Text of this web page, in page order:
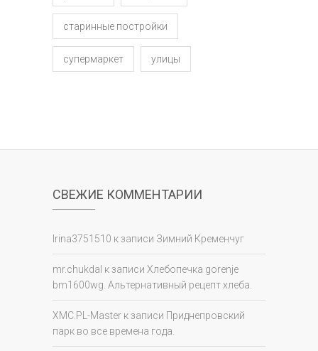
старинные постройки
супермаркет улицы
СВЕЖИЕ КОММЕНТАРИИ
Irina3751510 к записи Зимний Кременчуг
mr.chukdal к записи Хлебопечка gorenje
bm1600wg. Альтернативный рецепт хлеба.
XMC.PL-Master к записи Приднепровский
парк во все времена года.